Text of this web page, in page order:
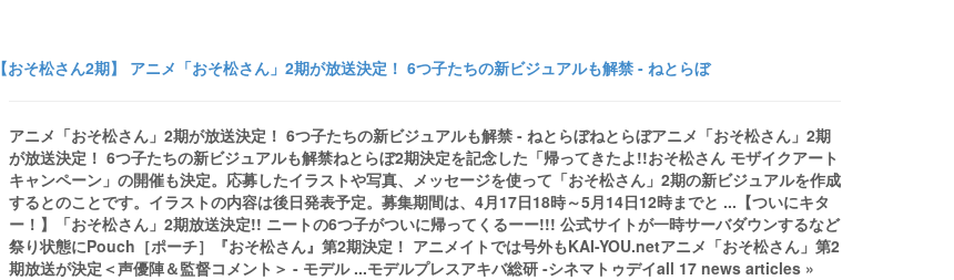
【おそ松さん2期】 アニメ「おそ松さん」2期が放送決定！ 6つ子たちの新ビジュアルも解禁 - ねとらぼ
アニメ「おそ松さん」2期が放送決定！ 6つ子たちの新ビジュアルも解禁 - ねとらぼねとらぼアニメ「おそ松さん」2期
が放送決定！ 6つ子たちの新ビジュアルも解禁ねとらぼ2期決定を記念した「帰ってきたよ!!おそ松さん モザイクアート
キャンペーン」の開催も決定。応募したイラストや写真、メッセージを使って「おそ松さん」2期の新ビジュアルを作成
するとのことです。イラストの内容は後日発表予定。募集期間は、4月17日18時～5月14日12時までと ...【ついにキタ
ー！】「おそ松さん」2期放送決定!! ニートの6つ子がついに帰ってくるーー!!! 公式サイトが一時サーバダウンするなど
祭り状態にPouch［ポーチ］『おそ松さん』第2期決定！ アニメイトでは号外もKAI-YOU.netアニメ「おそ松さん」第2
期放送が決定＜声優陣＆監督コメント＞ - モデル ...モデルプレスアキバ総研 -シネマトゥデイall 17 news articles »